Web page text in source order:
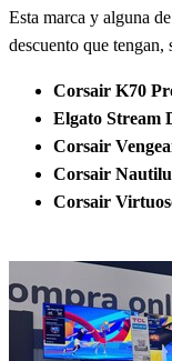
Esta marca y alguna
descuento que
Corsair K70
Elgato Stream
Corsair
Corsair
Corsair